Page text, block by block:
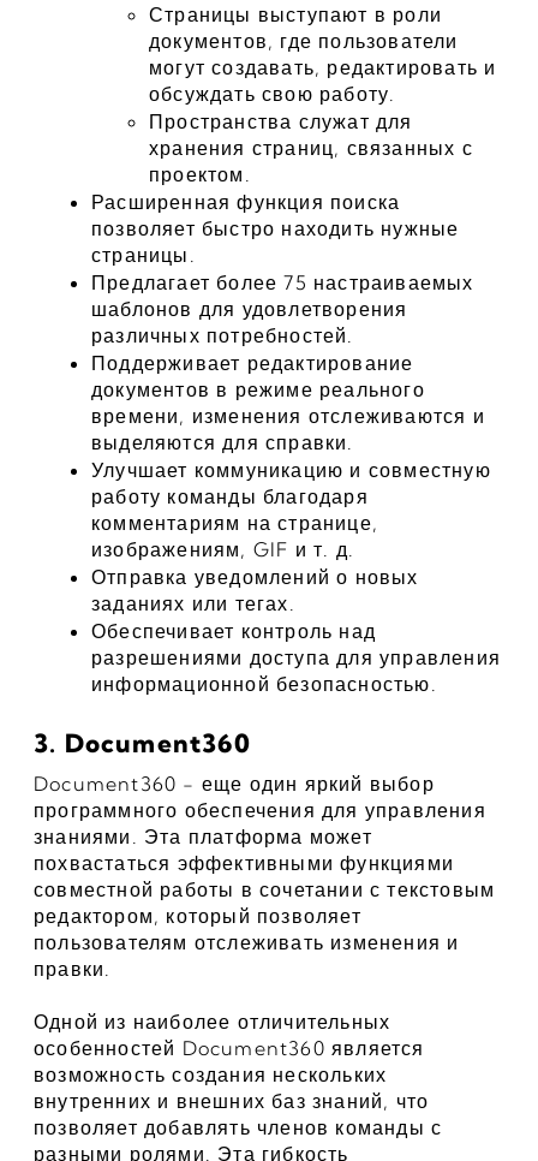
Страницы выступают в роли
документов, где пользователи
могут создавать, редактировать и
обсуждать свою работу.
Пространства служат для
хранения страниц, связанных с
проектом.
Расширенная функция поиска
позволяет быстро находить нужные
страницы.
Предлагает более 75 настраиваемых
шаблонов для удовлетворения
различных потребностей.
Поддерживает редактирование
документов в режиме реального
времени, изменения отслеживаются и
выделяются для справки.
Улучшает коммуникацию и совместную
работу команды благодаря
комментариям на странице,
изображениям, GIF и т. д.
Отправка уведомлений о новых
заданиях или тегах.
Обеспечивает контроль над
разрешениями доступа для управления
информационной безопасностью.
3. Document360
Document360 - еще один яркий выбор
программного обеспечения для управления
знаниями. Эта платформа может
похвастаться эффективными функциями
совместной работы в сочетании с текстовым
редактором, который позволяет
пользователям отслеживать изменения и
правки.
Одной из наиболее отличительных
особенностей Document360 является
возможность создания нескольких
внутренних и внешних баз знаний, что
позволяет добавлять членов команды с
разными ролями. Эта гибкость